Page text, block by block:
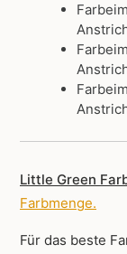
Little Green
Farbmenge.
Für das beste